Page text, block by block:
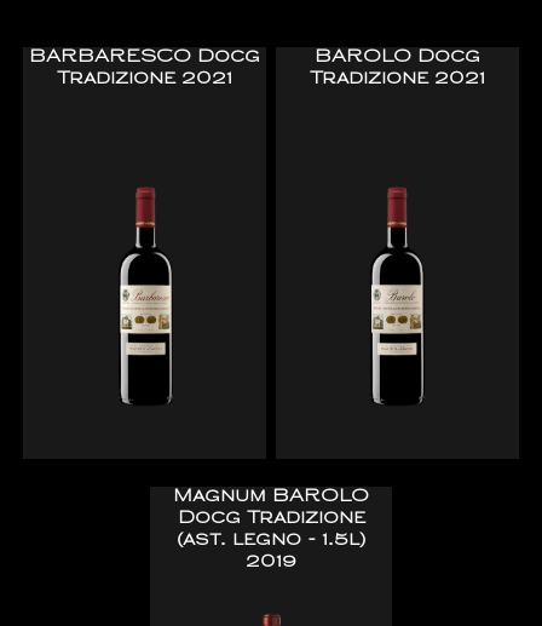
BARBARESCO Docg
Tradizione 2021
BAROLO Docg
Tradizione 2021
Magnum BAROLO
Docg Tradizione
(ast. legno - 1.5l)
2019